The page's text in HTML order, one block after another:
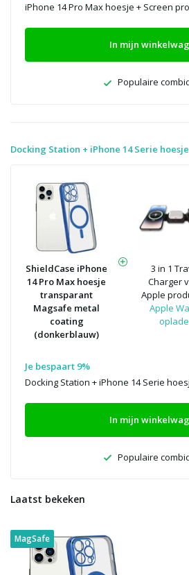
iPhone 14 Pro Max hoesje + Screen
In mijn
Populaire
Docking Station + iPhone 14 Serie hoesje
ShieldCase iPhone
14 Pro Max hoesje
transparant
Magsafe metal
coating
(donkerblauw)
3 in 1
Charger
Apple
Apple
Je bespaart 9%
Docking Station + iPhone 14 Serie
In mijn
Populaire
Laatst bekeken
MagSafe